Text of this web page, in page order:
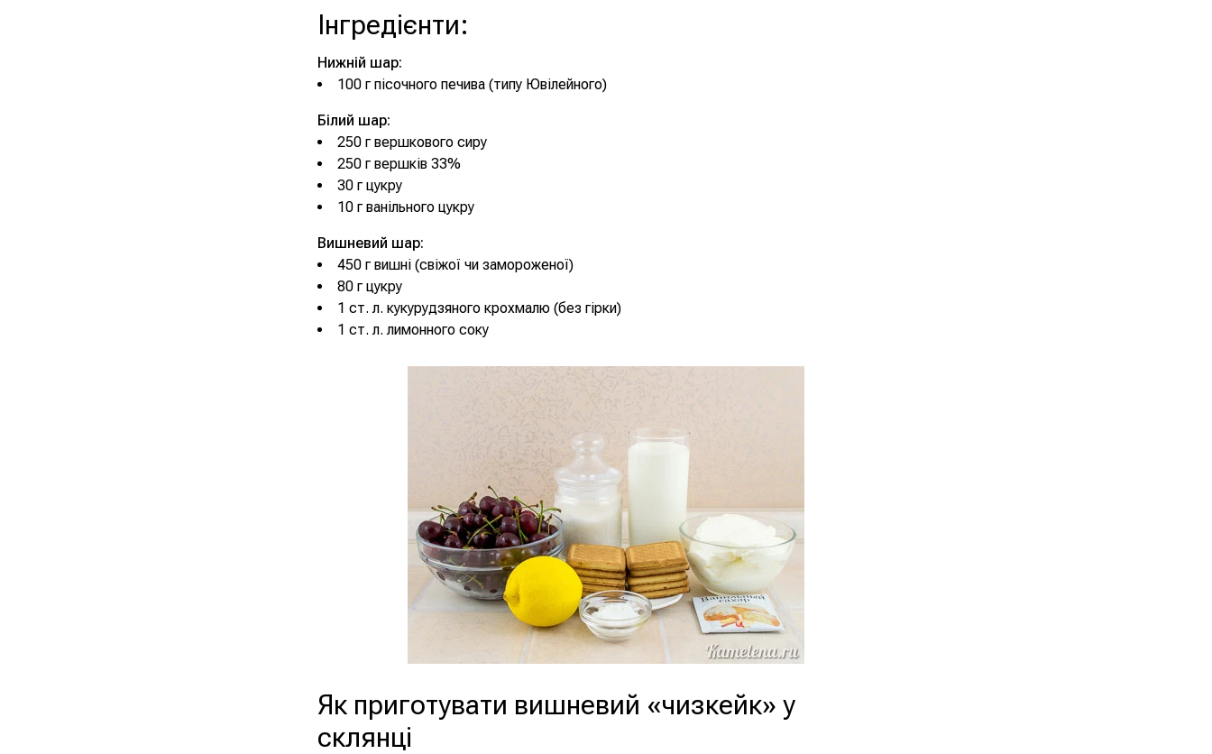
Інгредієнти:
Нижній шар:
100 г пісочного печива (типу Ювілейного)
Білий шар:
250 г вершкового сиру
250 г вершків 33%
30 г цукру
10 г ванільного цукру
Вишневий шар:
450 г вишні (свіжої чи замороженої)
80 г цукру
1 ст. л. кукурудзяного крохмалю (без гірки)
1 ст. л. лимонного соку
Як приготувати вишневий «чизкейк» у
склянці